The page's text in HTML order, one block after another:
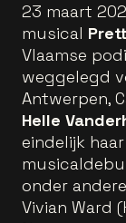
23 maart
musical
Vlaamse
weggelegd
Antwerpen,
Helle
eindelijk
onder andere
Vivian Ward